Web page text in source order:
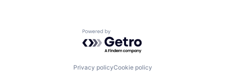
Powered by Getro.com
Privacy policyCookie policy